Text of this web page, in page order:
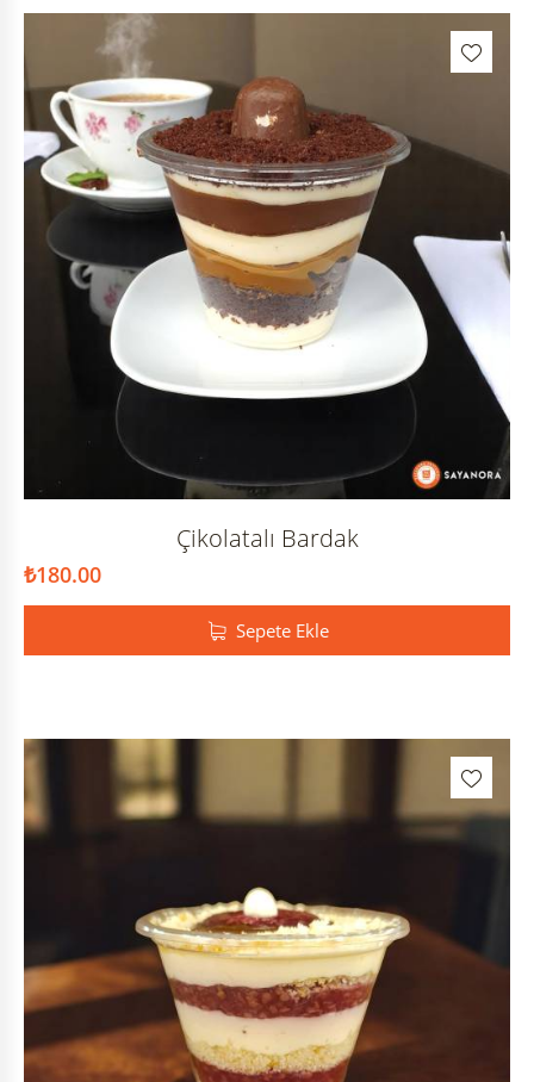
Çikolatalı Bardak
₺180.00
Sepete Ekle